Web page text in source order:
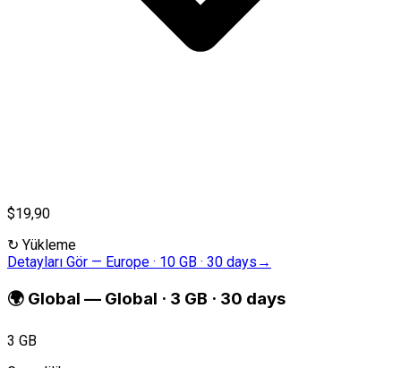
$19,90
↻ Yükleme
Detayları Gör — Europe · 10 GB · 30 days →
🌍 Global — Global · 3 GB · 30 days
3 GB